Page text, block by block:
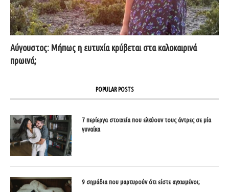
Αύγουστος: Μήπως η ευτυχία κρύβεται στα καλοκαιρινά
πρωινά;
POPULAR POSTS
7 περίεργα στοιχεία που ελκύουν τους άντρες σε μία
γυναίκα
9 σημάδια που μαρτυρούν ότι είστε αγχωμένοι;